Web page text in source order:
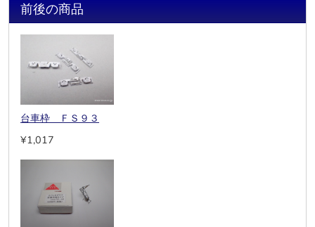
前後の商品
台車枠 ＦＳ９３
¥1,017